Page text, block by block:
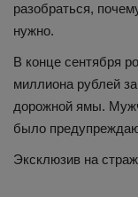
разобраться,
нужно.
В конце сентября
миллиона рублей
дорожной ямы.
было
Эксклюзив на